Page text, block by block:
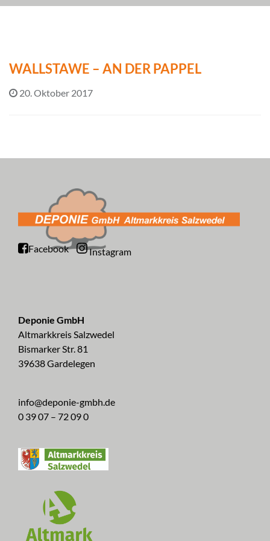
WALLSTAWE – AN DER PAPPEL
20. Oktober 2017
Facebook Instagram
Deponie GmbH
Altmarkkreis Salzwedel
Bismarker Str. 81
39638 Gardelegen
info@deponie-gmbh.de
0 39 07 – 72 09 0